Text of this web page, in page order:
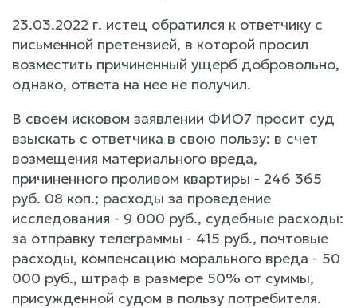
23.03.2022 г. истец обратился к ответчику с
письменной претензией, в которой просил
возместить причиненный ущерб добровольно,
однако, ответа на нее не получил.
В своем исковом заявлении ФИО7 просит суд
взыскать с ответчика в свою пользу: в счет
возмещения материального вреда,
причиненного проливом квартиры - 246 365
руб. 08 коп.; расходы за проведение
исследования - 9 000 руб., судебные расходы:
за отправку телеграммы - 415 руб., почтовые
расходы, компенсацию морального вреда - 50
000 руб., штраф в размере 50% от суммы,
присужденной судом в пользу потребителя.